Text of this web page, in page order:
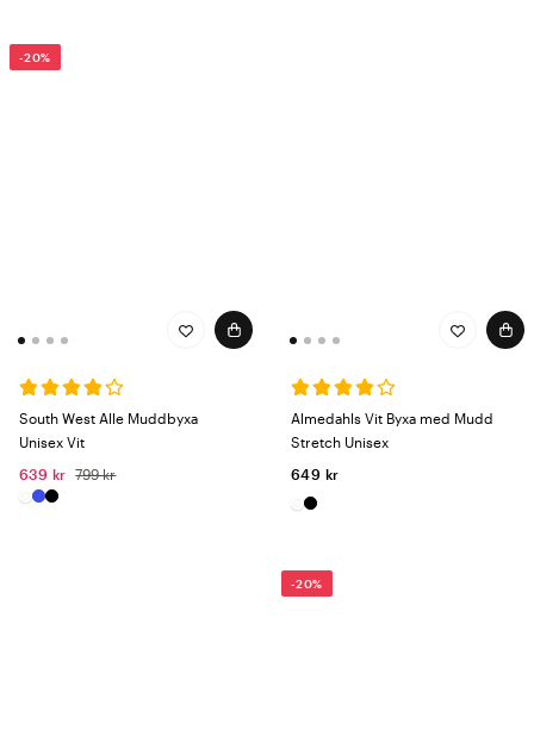
-20%
South West Alle Muddbyxa
Unisex Vit
639 kr
799 kr
Almedahls Vit Byxa med Mudd
Stretch Unisex
649 kr
-20%